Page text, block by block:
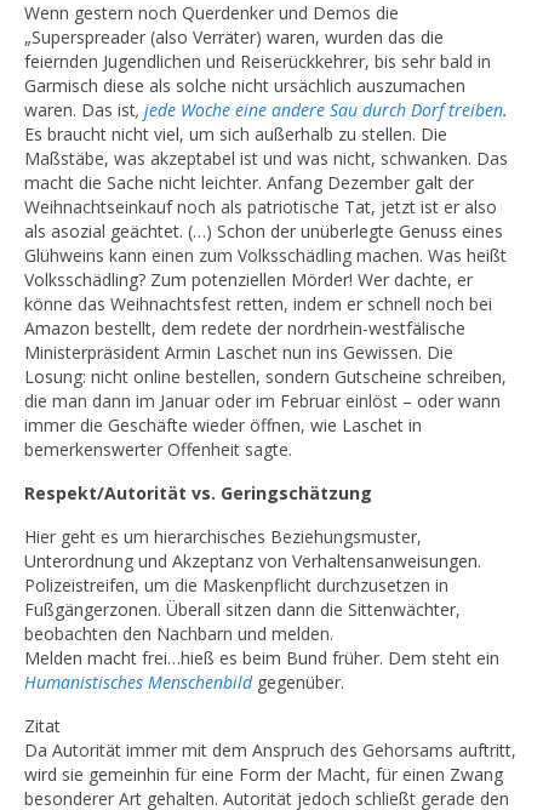
Wenn gestern noch Querdenker und Demos die
„Superspreader (also Verräter) waren, wurden das die
feiernden Jugendlichen und Reiserückkehrer, bis sehr bald in
Garmisch diese als solche nicht ursächlich auszumachen
waren. Das ist, jede Woche eine andere Sau durch Dorf treiben.
Es braucht nicht viel, um sich außerhalb zu stellen. Die
Maßstäbe, was akzeptabel ist und was nicht, schwanken. Das
macht die Sache nicht leichter. Anfang Dezember galt der
Weihnachtseinkauf noch als patriotische Tat, jetzt ist er also
als asozial geächtet. (…) Schon der unüberlegte Genuss eines
Glühweins kann einen zum Volksschädling machen. Was heißt
Volksschädling? Zum potenziellen Mörder! Wer dachte, er
könne das Weihnachtsfest retten, indem er schnell noch bei
Amazon bestellt, dem redete der nordrhein-westfälische
Ministerpräsident Armin Laschet nun ins Gewissen. Die
Losung: nicht online bestellen, sondern Gutscheine schreiben,
die man dann im Januar oder im Februar einlöst – oder wann
immer die Geschäfte wieder öffnen, wie Laschet in
bemerkenswerter Offenheit sagte.
Respekt/Autorität vs. Geringschätzung
Hier geht es um hierarchisches Beziehungsmuster,
Unterordnung und Akzeptanz von Verhaltensanweisungen.
Polizeistreifen, um die Maskenpflicht durchzusetzen in
Fußgängerzonen. Überall sitzen dann die Sittenwächter,
beobachten den Nachbarn und melden.
Melden macht frei…hieß es beim Bund früher. Dem steht ein
Humanistisches Menschenbildgegenüber.
Zitat
Da Autorität immer mit dem Anspruch des Gehorsams auftritt,
wird sie gemeinhin für eine Form der Macht, für einen Zwang
besonderer Art gehalten. Autorität jedoch schließt gerade den